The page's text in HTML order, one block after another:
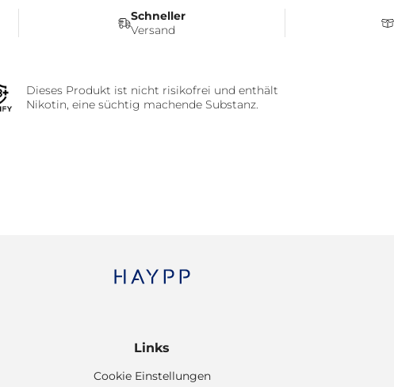
Schneller
Versand
Dieses Produkt ist nicht risikofrei und enthält
Nikotin, eine süchtig machende Substanz.
Links
Cookie Einstellungen